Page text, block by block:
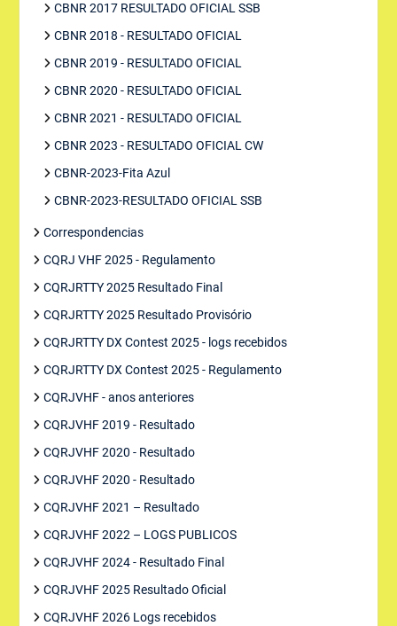
CBNR 2017 RESULTADO OFICIAL SSB
CBNR 2018 - RESULTADO OFICIAL
CBNR 2019 - RESULTADO OFICIAL
CBNR 2020 - RESULTADO OFICIAL
CBNR 2021 - RESULTADO OFICIAL
CBNR 2023 - RESULTADO OFICIAL CW
CBNR-2023-Fita Azul
CBNR-2023-RESULTADO OFICIAL SSB
Correspondencias
CQRJ VHF 2025 - Regulamento
CQRJRTTY 2025 Resultado Final
CQRJRTTY 2025 Resultado Provisório
CQRJRTTY DX Contest 2025 - logs recebidos
CQRJRTTY DX Contest 2025 - Regulamento
CQRJVHF - anos anteriores
CQRJVHF 2019 - Resultado
CQRJVHF 2020 - Resultado
CQRJVHF 2020 - Resultado
CQRJVHF 2021 – Resultado
CQRJVHF 2022 – LOGS PUBLICOS
CQRJVHF 2024 - Resultado Final
CQRJVHF 2025 Resultado Oficial
CQRJVHF 2026 Logs recebidos